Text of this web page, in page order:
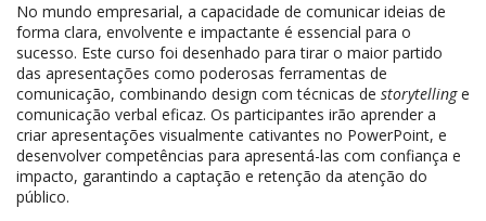
No mundo empresarial, a capacidade de comunicar ideias de
forma clara, envolvente e impactante é essencial para o
sucesso. Este curso foi desenhado para tirar o maior partido
das apresentações como poderosas ferramentas de
comunicação, combinando design com técnicas de storytellinge
comunicação verbal eficaz. Os participantes irão aprender a
criar apresentações visualmente cativantes no PowerPoint, e
desenvolver competências para apresentá-las com confiança e
impacto, garantindo a captação e retenção da atenção do
público.